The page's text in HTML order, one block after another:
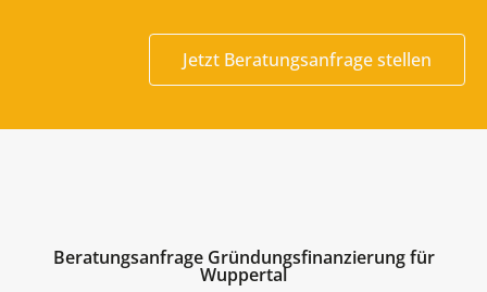
Jetzt Beratungsanfrage stellen
Beratungsanfrage Gründungsfinanzierung für
Wuppertal